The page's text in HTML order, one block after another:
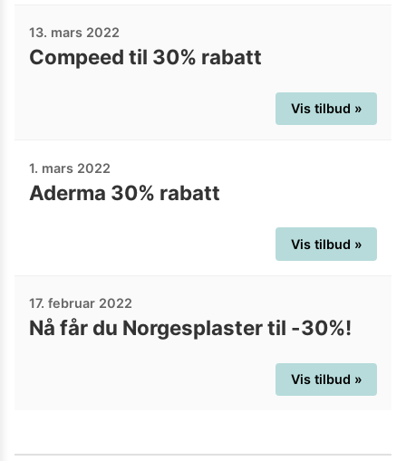
13. mars 2022
Compeed til 30% rabatt
Vis tilbud »
1. mars 2022
Aderma 30% rabatt
Vis tilbud »
17. februar 2022
Nå får du Norgesplaster til -30%!
Vis tilbud »